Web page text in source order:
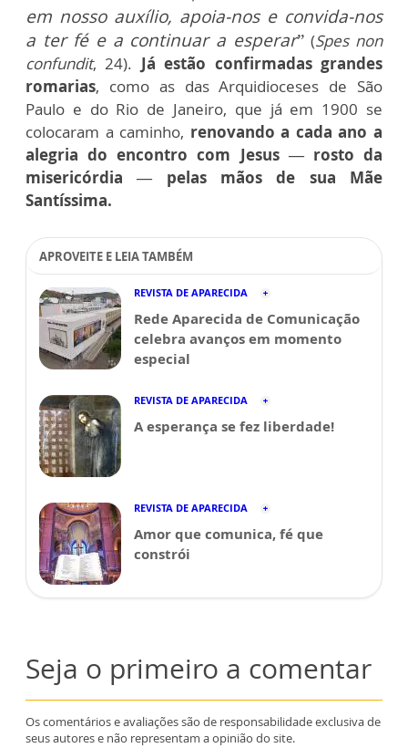
em nosso auxílio, apoia-nos e convida-nos
a ter fé e a continuar a esperar”(Spes non
confundit, 24). Já estão confirmadas grandes
romarias, como as das Arquidioceses de São
Paulo e do Rio de Janeiro, que já em 1900 se
colocaram a caminho, renovando a cada ano a
alegria do encontro com Jesus — rosto da
misericórdia — pelas mãos de sua Mãe
Santíssima.
APROVEITE E LEIA TAMBÉM
REVISTA DE APARECIDA
Rede Aparecida de Comunicação
celebra avanços em momento
especial
REVISTA DE APARECIDA
A esperança se fez liberdade!
REVISTA DE APARECIDA
Amor que comunica, fé que
constrói
Seja o primeiro a comentar
Os comentários e avaliações são de responsabilidade exclusiva de
seus autores e não representam a opinião do site.